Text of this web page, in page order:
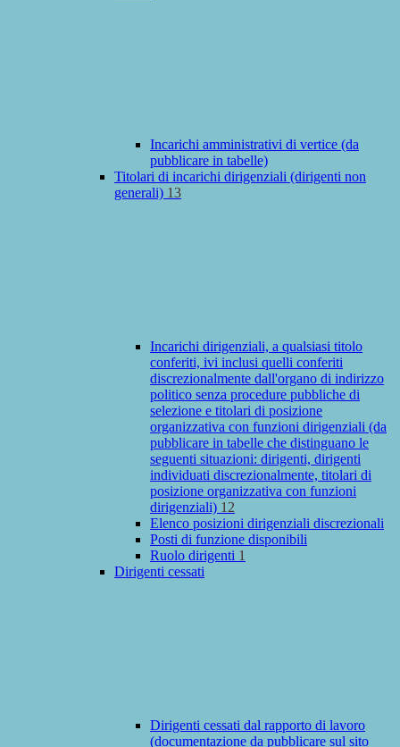
Incarichi amministrativi di vertice (da
pubblicare in tabelle)
Titolari di incarichi dirigenziali (dirigenti non
generali) 13
Incarichi dirigenziali, a qualsiasi titolo
conferiti, ivi inclusi quelli conferiti
discrezionalmente dall'organo di indirizzo
politico senza procedure pubbliche di
selezione e titolari di posizione
organizzativa con funzioni dirigenziali (da
pubblicare in tabelle che distinguano le
seguenti situazioni: dirigenti, dirigenti
individuati discrezionalmente, titolari di
posizione organizzativa con funzioni
dirigenziali) 12
Elenco posizioni dirigenziali discrezionali
Posti di funzione disponibili
Ruolo dirigenti 1
Dirigenti cessati
Dirigenti cessati dal rapporto di lavoro
(documentazione da pubblicare sul sito